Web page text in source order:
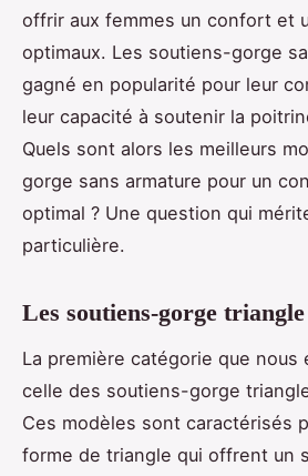
offrir aux femmes un confort et
optimaux. Les soutiens-gorge
gagné en popularité pour leur
leur capacité à soutenir la
Quels sont alors les meilleurs
gorge sans armature pour un
optimal ? Une question qui
particulière.
Les soutiens-gorge
La première catégorie que nous
celle des soutiens-gorge
Ces modèles sont caractérisés
forme de triangle qui offrent un